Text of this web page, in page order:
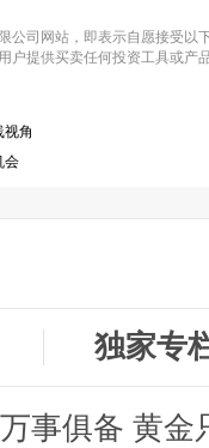
公司网站，即表示自愿接受以
户提供买卖任何投资工具或产
视角
会
独家专